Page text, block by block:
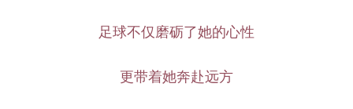
足球不仅磨砺了她的心性
更带着她奔赴远方